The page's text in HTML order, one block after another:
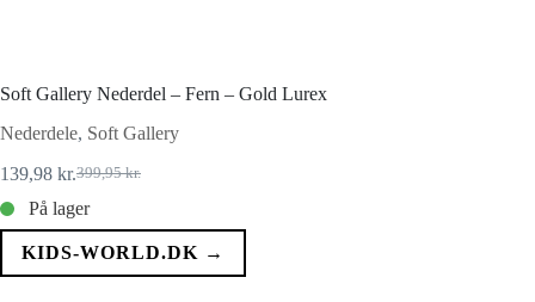
Soft Gallery Nederdel – Fern – Gold Lurex
Nederdele, Soft Gallery
399,95kr.
Den
oprindelige
pris
var:
139,98 kr.Den
aktuelle
pris
er:
På lager
KIDS-WORLD.DK →